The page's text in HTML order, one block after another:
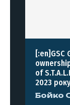
[:en]GSC
of
2023
Бойко